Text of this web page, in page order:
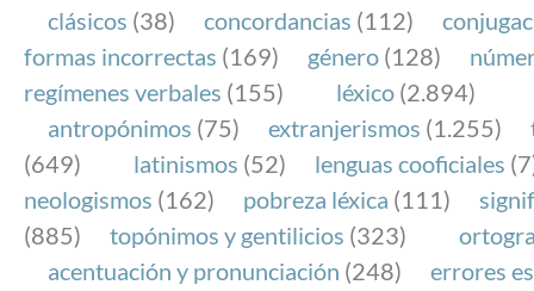
FundéuRAE es una fundación patrocinada por la
y la Real Academia Española, cuyo objetivo es
el buen uso del español en los medios de
Internet.
clásicos (38) concordancias (112)
formas incorrectas (169) género (128)
regímenes verbales (155) léxico (2.894)
antropónimos (75) extranjerismos (1.255)
(649)
latinismos (52) lenguas cooficiales
neologismos (162) pobreza léxica (111)
(885)
topónimos y gentilicios (323)
acentuación y pronunciación (248)
errores